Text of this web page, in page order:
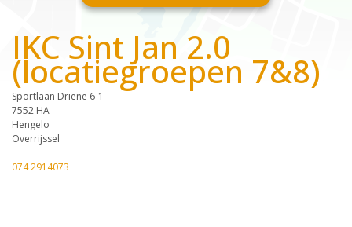
IKC Sint Jan 2.0
(locatiegroepen 7&8)
Sportlaan Driene 6-1
7552 HA
Hengelo
Overrijssel
074 2914073